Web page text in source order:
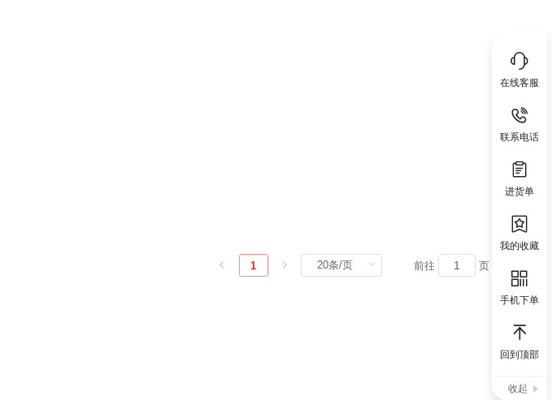
在线客服
联系电话
进货单
我的收藏
手机下单
回到顶部
收起
1 前往 页